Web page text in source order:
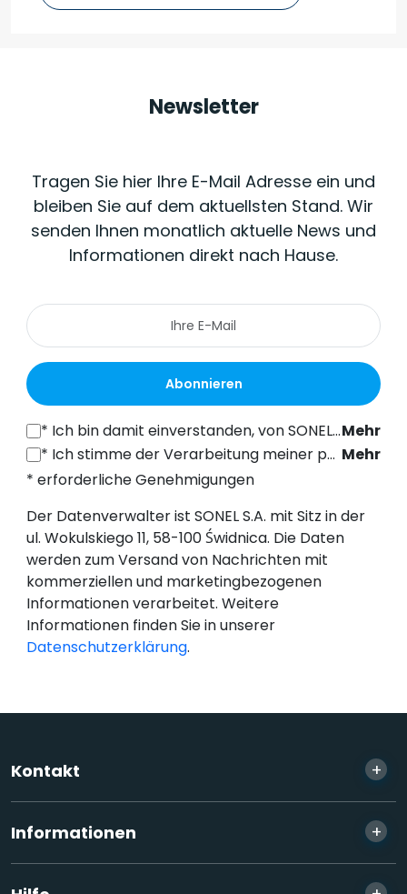
Newsletter
Tragen Sie hier Ihre E-Mail Adresse ein und
bleiben Sie auf dem aktuellsten Stand. Wir
senden Ihnen monatlich aktuelle News und
Informationen direkt nach Hause.
Abonnieren
* Ich bin damit einverstanden, von SONEL S.A. mit Sitz in der ul. Wokulskiego 11, 58-100 Świdnica, kommerzielle Informationen auf elektronischem Wege (an die angegebene E-Mail-Adresse) zu Marketingzwecken gemäß Art. 398 des Gesetzes vom 12. Juli 2024 über das Recht der elektronischen Kommunikation zu erhalten. Mehr
* Ich stimme der Verarbeitung meiner personenbezogenen Daten (E-Mail-Adresse) durch SONEL S.A. mit Sitz in ul. Wokulskiego 11, 58-100 Świdnica, zum Zwecke des Versands eines Newsletters mit kommerziellen und marketingbezogenen Informationen gemäß Art. 6 Abs. 1 Buchstabe a) der Datenschutz-Grundverordnung (DSGVO).
Mehr
* erforderliche Genehmigungen
Der Datenverwalter ist SONEL S.A. mit Sitz in der
ul. Wokulskiego 11, 58-100 Świdnica. Die Daten
werden zum Versand von Nachrichten mit
kommerziellen und marketingbezogenen
Informationen verarbeitet. Weitere
Informationen finden Sie in unserer
Datenschutzerklärung.
Kontakt +
Informationen +